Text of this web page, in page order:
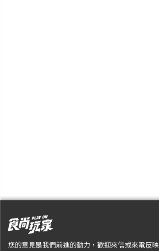
您的意見是我們前進的動力，歡迎來信或來電反映